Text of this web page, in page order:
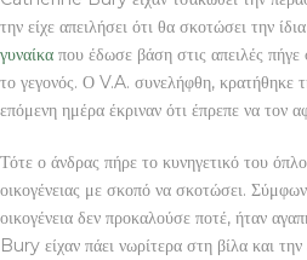
την είχε απειλήσει ότι θα σκοτώσει την
γυναίκα που έδωσε βάση στις απειλές πήγε
το γεγονός. Ο V.A. συνελήφθη, κρατήθηκε
επόμενη ημέρα έκριναν ότι έπρεπε να τον
Τότε ο άνδρας πήρε το κυνηγετικό του
οικογένειας με σκοπό να σκοτώσει.
οικογένεια δεν προκαλούσε ποτέ, ήταν
Bury είχαν πάει νωρίτερα στη βίλα και την